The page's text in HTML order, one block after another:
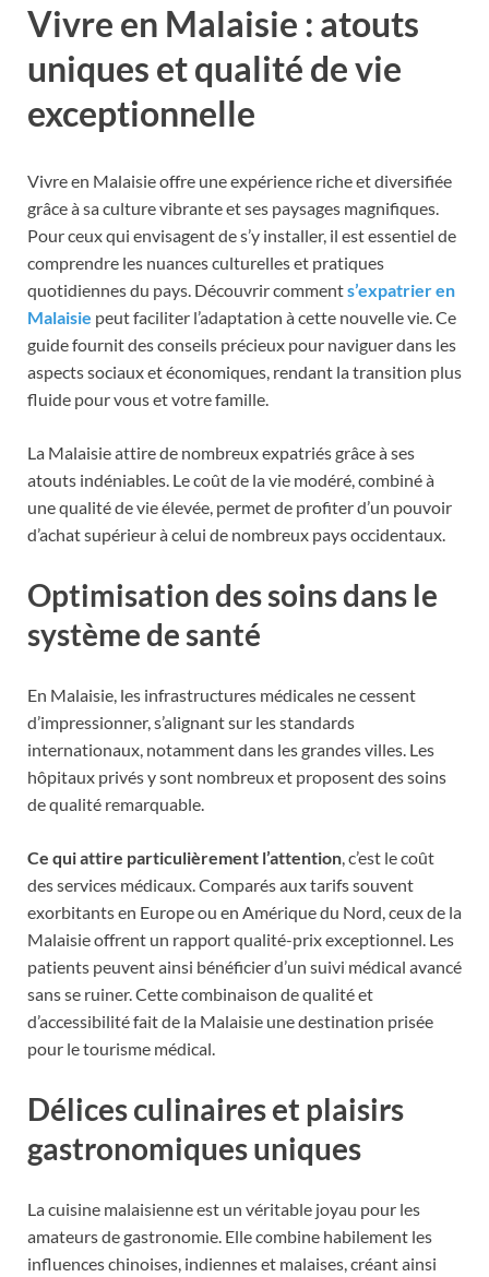
Vivre en Malaisie : atouts
uniques et qualité de vie
exceptionnelle
Vivre en Malaisie offre une expérience riche et diversifiée
grâce à sa culture vibrante et ses paysages magnifiques.
Pour ceux qui envisagent de s’y installer, il est essentiel de
comprendre les nuances culturelles et pratiques
quotidiennes du pays. Découvrir comments’expatrier en
Malaisie peut faciliter l’adaptation à cette nouvelle vie. Ce
guide fournit des conseils précieux pour naviguer dans les
aspects sociaux et économiques, rendant la transition plus
fluide pour vous et votre famille.
La Malaisie attire de nombreux expatriés grâce à ses
atouts indéniables. Le coût de la vie modéré, combiné à
une qualité de vie élevée, permet de profiter d’un pouvoir
d’achat supérieur à celui de nombreux pays occidentaux.
Optimisation des soins dans le
système de santé
En Malaisie, les infrastructures médicales ne cessent
d’impressionner, s’alignant sur les standards
internationaux, notamment dans les grandes villes. Les
hôpitaux privés y sont nombreux et proposent des soins
de qualité remarquable.
Ce qui attire particulièrement l’attention, c’est le coût
des services médicaux. Comparés aux tarifs souvent
exorbitants en Europe ou en Amérique du Nord, ceux de la
Malaisie offrent un rapport qualité-prix exceptionnel. Les
patients peuvent ainsi bénéficier d’un suivi médical avancé
sans se ruiner. Cette combinaison de qualité et
d’accessibilité fait de la Malaisie une destination prisée
pour le tourisme médical.
Délices culinaires et plaisirs
gastronomiques uniques
La cuisine malaisienne est un véritable joyau pour les
amateurs de gastronomie. Elle combine habilement les
influences chinoises, indiennes et malaises, créant ainsi